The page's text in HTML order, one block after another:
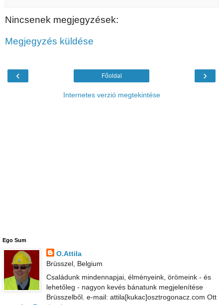
Nincsenek megjegyzések:
Megjegyzés küldése
‹ ›
Főoldal
Internetes verzió megtekintése
Ego Sum
O.Attila
Brüsszel, Belgium
Családunk mindennapjai, élményeink, örömeink - és
lehetőleg - nagyon kevés bánatunk megjelenítése
Brüsszelből. e-mail: attila[kukac]osztrogonacz.com Ott